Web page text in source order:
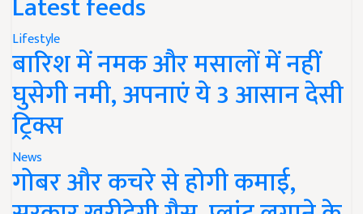
Lifestyle
बारिश में नमक और मसालों में नहीं
घुसेगी नमी, अपनाएं ये 3 आसान देसी
ट्रिक्स
News
गोबर और कचरे से होगी कमाई,